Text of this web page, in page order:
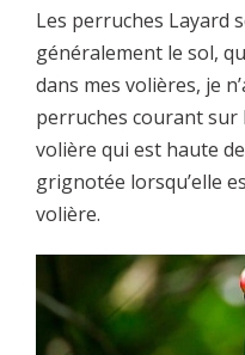
Les perruches Layard
généralement le sol,
dans mes volières, je
perruches courant sur
volière qui est haute
grignotée lorsqu’elle
volière.